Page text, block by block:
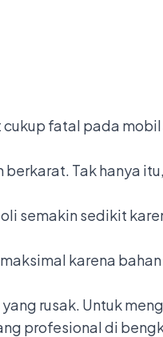
fatal pada mobil
Tak hanya
semakin sedikit
karena
rusak. Untuk
profesional di